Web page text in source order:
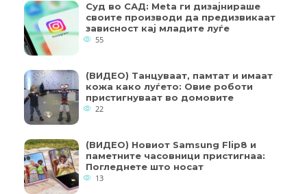
Суд во САД: Meta ги дизајнираше
своите производи да предизвикаат
зависност кај младите луѓе
55
(ВИДЕО) Танцуваат, памтат и имаат
кожа како луѓето: Овие роботи
пристигнуваат во домовите
22
(ВИДЕО) Новиот Samsung Flip8 и
паметните часовници пристигнаа:
Погледнете што носат
13